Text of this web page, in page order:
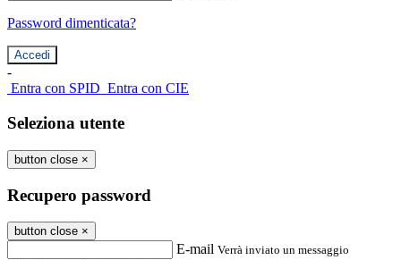
Password dimenticata?
-
Entra con SPID Entra con CIE
Seleziona utente
button close ×
Recupero password
button close ×
E-mail Verrà inviato un messaggio